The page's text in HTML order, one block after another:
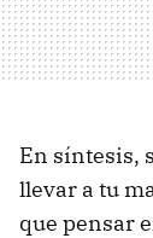
En síntesis,
llevar a tu
que pensar